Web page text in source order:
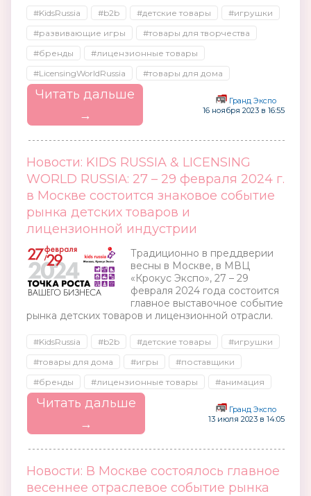
#KidsRussia #b2b #детские товары
#игрушки
#развивающие игры
#товары для творчества
#бренды
#лицензионные товары
#LicensingWorldRussia
#товары для дома
Читать дальше
→
Гранд Экспо
16 ноября 2023 в 16:55
Новости: KIDS RUSSIA & LICENSING
WORLD RUSSIA: 27 – 29 февраля 2024 г.
в Москве состоится знаковое событие
рынка детских товаров и
лицензионной индустрии
Традиционно в преддверии
весны в Москве, в МВЦ
«Крокус Экспо», 27 – 29
февраля 2024 года состоится
главное выставочное событие
рынка детских товаров и лицензионной отрасли.
#KidsRussia #b2b #детские товары
#игрушки
#товары для дома
#игры
#поставщики
#бренды
#лицензионные товары #анимация
Читать дальше
→
Гранд Экспо
13 июля 2023 в 14:05
Новости: В Москве состоялось главное
весеннее отраслевое событие рынка